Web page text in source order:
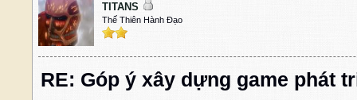
TITANS
Thế Thiên Hành Đạo
RE: Góp ý xây dựng game phát